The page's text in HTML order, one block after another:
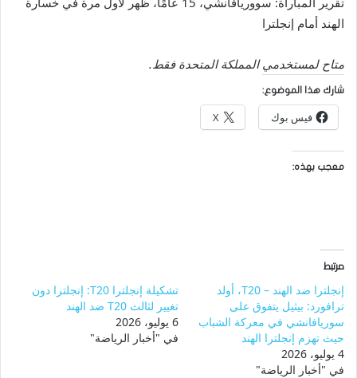
الهند أمام إنجلترا
متاح لمستخدمي المملكة المتحدة فقط.
شارك هذا الموضوع:
فيس بوك X
معجب بهذه:
مرتبط
إنجلترا ضد الهند – T20، أولد
ترافورد: بيثيل يتفوق على
سوريافانشي في معركة الشباب
حيث تهزم إنجلترا الهند
4 يوليو، 2026
في "أخبار الرياضة"
تشكيلة إنجلترا T20: إنجلترا دون
تغيير لثالث T20 ضد الهند
6 يوليو، 2026
في "أخبار الرياضة"